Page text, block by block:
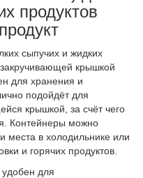
продуктов
сыпучих и жидких
крышкой
для хранения и
подойдёт для
крышкой, за счёт чего
Контейнеры можно
места в холодильнике или
и горячих продуктов.
удобен для